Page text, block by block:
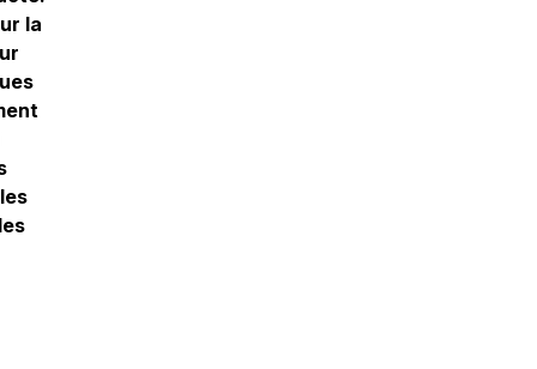
la